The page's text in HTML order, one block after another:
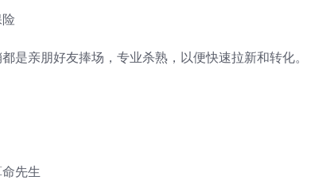
是亲朋好友捧场，专业杀熟，以便快速拉新和转化。
先生